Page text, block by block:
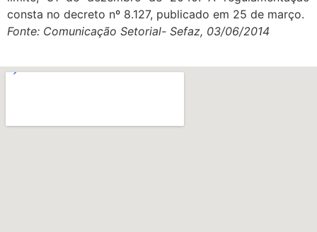
consta no decreto nº 8.127, publicado em 25 de março.
Fonte: Comunicação Setorial- Sefaz, 03/06/2014